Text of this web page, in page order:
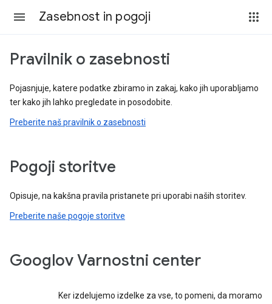
Zasebnost in pogoji
Pravilnik o zasebnosti
Pojasnjuje, katere podatke zbiramo in zakaj, kako jih uporabljamo
ter kako jih lahko pregledate in posodobite.
Preberite naš pravilnik o zasebnosti
Pogoji storitve
Opisuje, na kakšna pravila pristanete pri uporabi naših storitev.
Preberite naše pogoje storitve
Googlov Varnostni center
Ker izdelujemo izdelke za vse, to pomeni, da moramo